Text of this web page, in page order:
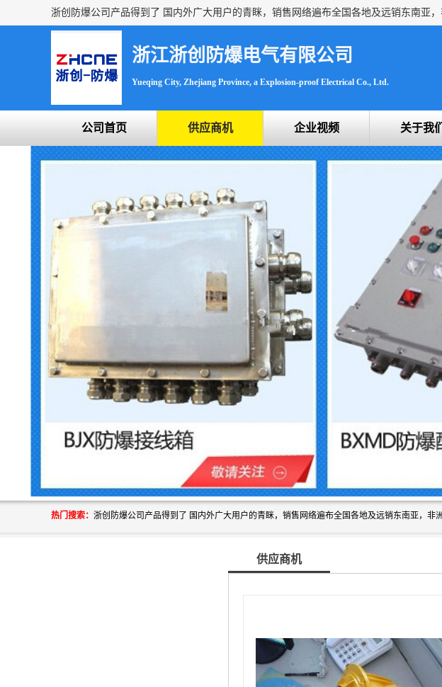
浙江浙创防爆电气有限公司
Yueqing City, Zhejiang Province, a Explosion-proof Electrical Co., Ltd.
公司首页 供应商机 企业视频 关于我们
热门搜索：
供应商机